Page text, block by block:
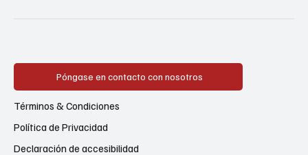
Póngase en contacto con nosotros
Política de Privacidad
Términos & Condiciones
Declaración de accesibilidad